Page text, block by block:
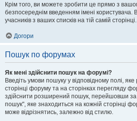
Крім того, ви можете зробити це прямо з
безпосереднім введенням імені
учасників з ваших списків на тій самій сторінці.
Догори
Пошук по форумах
Як мені здійснити пошук на форумі?
Введіть умови пошуку у відповідному полі,
сторінці форуму та на сторінках перегляду
здійснити розширений пошук, перейшовши
пошук", яке знаходиться на кожній сторінці
може відрізнятись, залежно від стилю.